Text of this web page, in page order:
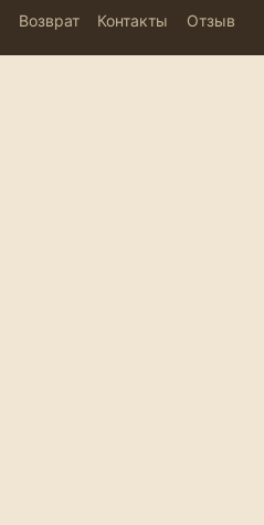
Возврат Контакты Отзыв